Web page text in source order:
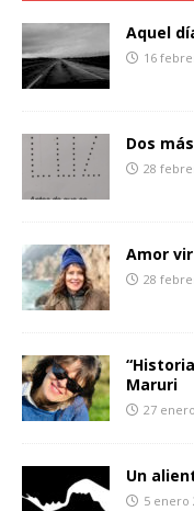
o
k
r
Aquel
16
Dos
28
Amor
28
Maruri
27
Un
5 enero